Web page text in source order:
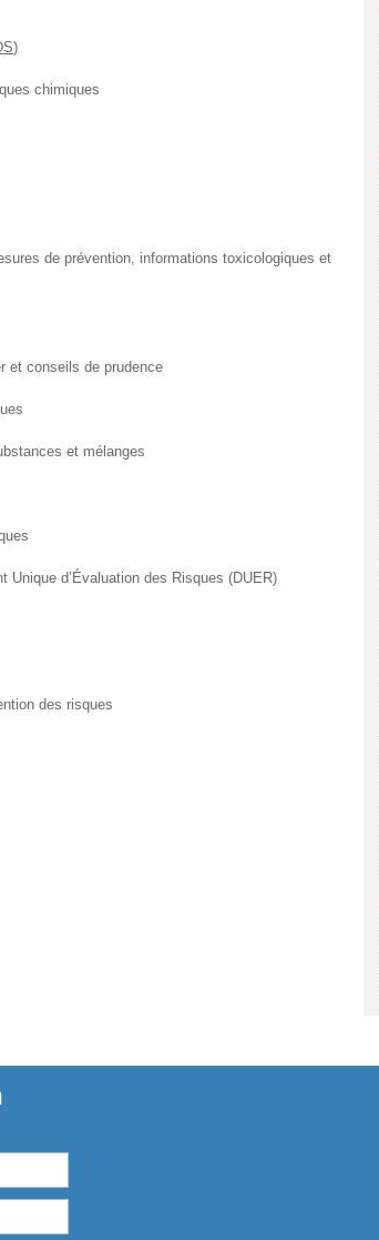
chimiques
de prévention, informations toxicologiques et
et conseils de prudence
et mélanges
Unique d’Évaluation des Risques (DUER)
des risques